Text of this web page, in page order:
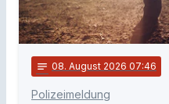
notes 08. August 2026 07:46
Polizeimeldung